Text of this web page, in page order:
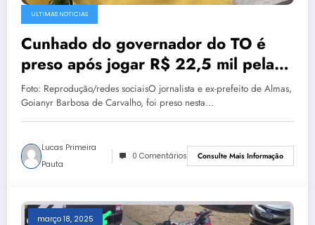
ULTIMAS NOTICIAS
Cunhado do governador do TO é
preso após jogar R$ 22,5 mil pela
varanda durante operação da PF
Foto: Reprodução/redes sociaisO jornalista e ex-prefeito de Almas,
Goianyr Barbosa de Carvalho, foi preso nesta…
Lucas Primeira
Pauta
0 Comentários Consulte Mais Informação
março 18, 2025